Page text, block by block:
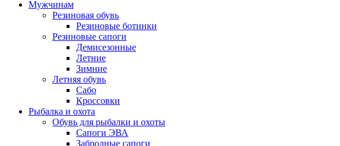
Мужчинам
Резиновая обувь
Резиновые ботинки
Резиновые сапоги
Демисезонные
Летние
Зимние
Летняя обувь
Сабо
Кроссовки
Рыбалка и охота
Обувь для рыбалки и охоты
Сапоги ЭВА
Забродные сапоги